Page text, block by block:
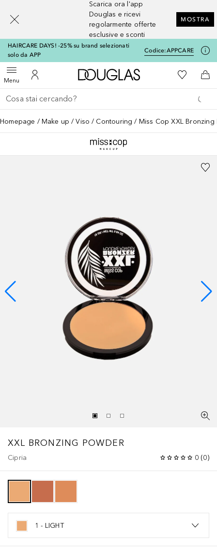
Scarica ora l'app
Douglas e ricevi
regolarmente offerte
esclusive e sconti
MOSTRA
HAIRCARE DAYS! -25% su brand selezionati
solo da APP
Codice:APPCARE
MenuApri menuAl Mio Account
A Douglas HomeAlla Mia
Al
Torna indietro
Esegui ricerca
Homepage Make up Viso Contouring Miss Cop XXL Bronzing
XXL BRONZING POWDER
Cipria 0 (0)
1 - LIGHT
[navigation.slideout.screenreader]